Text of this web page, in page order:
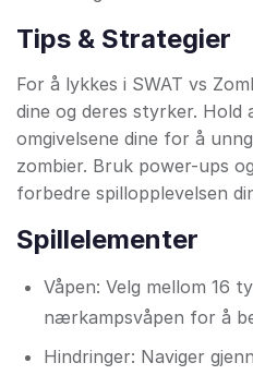
Tips & Strategier
For å lykkes i SWAT vs
dine og deres styrker. Hold
omgivelsene dine for å
zombier. Bruk power-ups
forbedre spillopplevelsen
Spillelementer
Våpen: Velg mellom 16
nærkampsvåpen for å
Hindringer: Naviger